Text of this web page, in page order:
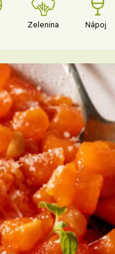
Zelenina Nápoje